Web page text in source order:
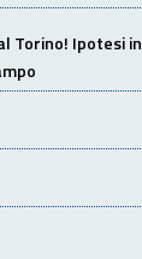
Torino! Ipotesi in